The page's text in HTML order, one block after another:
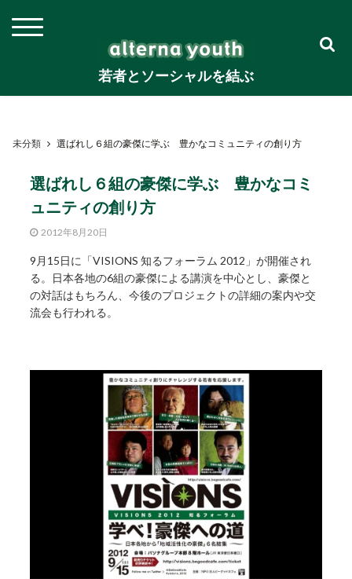
若者とソーシャルを結ぶ
未分類 選ばれし６組の豪傑に学ぶ 豊かなコミュニティの創り方
選ばれし６組の豪傑に学ぶ 豊かなコミ
ュニティの創り方
2012年8月20日
9月15日に「VISIONS 知るフォーラム 2012」が開催され
る。日本各地の6組の豪傑による講演を中心とし、豪傑と
の対話はもちろん、今後のプロジェクトの詳細の案内や交
流会も行われる。